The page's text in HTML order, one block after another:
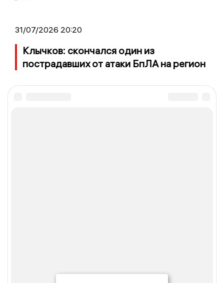
31/07/2026 20:20
Клычков: скончался один из
пострадавших от атаки БпЛА на регион